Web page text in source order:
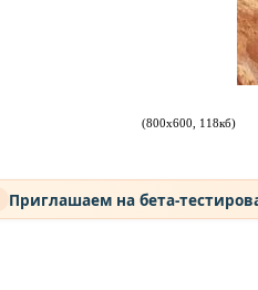
(800х600, 118кб)
Приглашаем на бета-